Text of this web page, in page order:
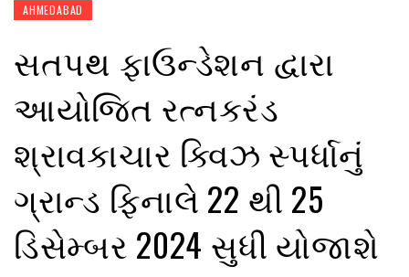
AHMEDABAD
સતપથ ફાઉન્ડેશન દ્વારા
આયોજિત રત્નકરંડ
શ્રાવકાચાર ક્વિઝ સ્પર્ધાનું
ગ્રાન્ડ ફિનાલે 22 થી 25
ડિસેમ્બર 2024 સુધી યોજાશે